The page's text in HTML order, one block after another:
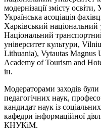
модернізації змісту
Українська асоціація
Харківський національний
Національний
університет культури,
Lithuania), Vytautas Magnus
Academy of Tourism and
ін.
Модераторами заходів були
педагогічних наук,
кандидат наук із
кафедри інформаційної
КНУКіМ.